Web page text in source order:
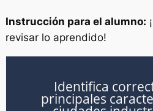
Instrucción para el alumno:
revisar lo aprendido!